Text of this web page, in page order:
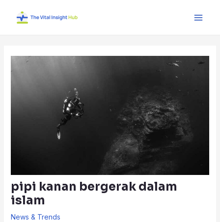
pipi kanan bergerak dalam
islam
News & Trends
navigation